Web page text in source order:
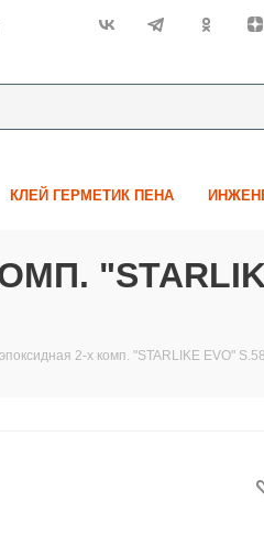
КЛЕЙ ГЕРМЕТИК ПЕНА
"STARLIKE
2-х комп. "STARLIKE EVO"